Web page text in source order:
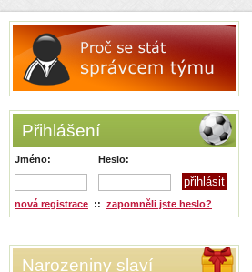
Přihlášení
Jméno: Heslo:
nová registrace :: zapomněli jste heslo?
Narozeniny slaví